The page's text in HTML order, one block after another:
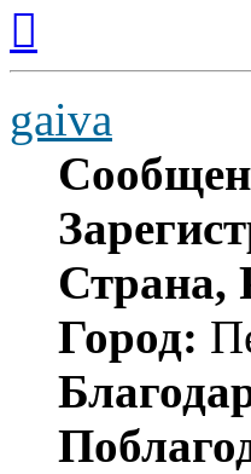
началу
gaiva
Страна,
Город: